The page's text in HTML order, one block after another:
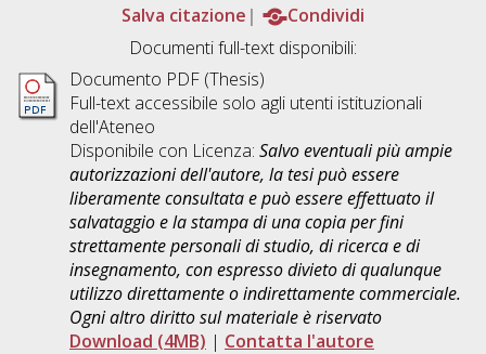
Salva citazione
Condividi
Documenti full-text disponibili:
Documento PDF (Thesis)
Full-text accessibile solo agli utenti istituzionali
dell'Ateneo
Disponibile con Licenza: Salvo eventuali più ampie
autorizzazioni dell'autore, la tesi può essere
liberamente consultata e può essere effettuato il
salvataggio e la stampa di una copia per fini
strettamente personali di studio, di ricerca e di
insegnamento, con espresso divieto di qualunque
utilizzo direttamente o indirettamente commerciale.
Ogni altro diritto sul materiale è riservato
Download (4MB) | Contatta l'autore